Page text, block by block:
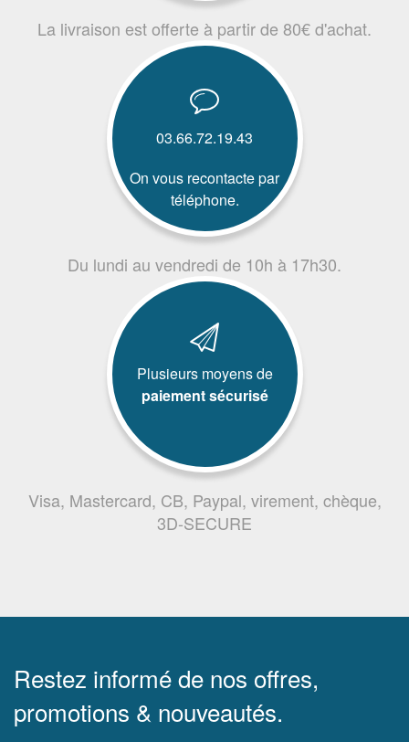
La livraison est offerte à partir de 80€ d'achat.
03.66.72.19.43
On vous recontacte par
téléphone.
Du lundi au vendredi de 10h à 17h30.
Plusieurs moyens de
paiement sécurisé
Visa, Mastercard, CB, Paypal, virement, chèque,
3D-SECURE
Restez informé de nos offres,
promotions & nouveautés.